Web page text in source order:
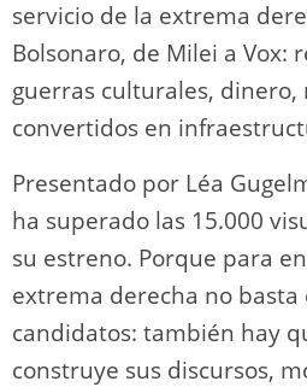
servicio de la extrema
Bolsonaro, de Milei a Vox:
guerras culturales, dinero,
convertidos en
Presentado por Léa
ha superado las 15.000
su estreno. Porque para
extrema derecha no basta
candidatos: también hay
construye sus discursos,